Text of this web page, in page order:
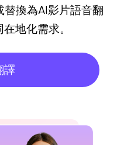
換為AI影片語音翻
地化需求。
譯